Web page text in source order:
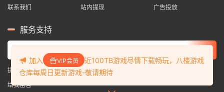
联系我们
站内提现
广告投放
服务支持
提交工单
给我留言
加入 VIP会员
近100TB游戏尽情下载畅玩，八楼游戏
仓库每周日更新游戏-敬请期待